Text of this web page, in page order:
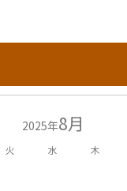
2025年8月
火 水 木